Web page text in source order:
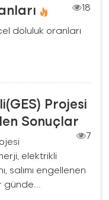
18
doluluk oranları
Projesi
Sonuçlar
7
elektrikli
salımı engellenen
günde...